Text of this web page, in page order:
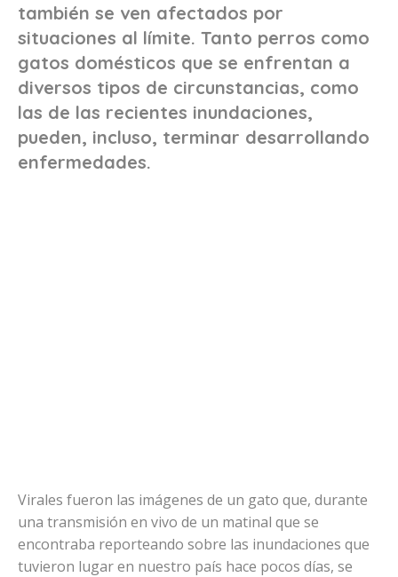
también se ven afectados por
situaciones al límite. Tanto perros como
gatos domésticos que se enfrentan a
diversos tipos de circunstancias, como
las de las recientes inundaciones,
pueden, incluso, terminar desarrollando
enfermedades.
Virales fueron las imágenes de un gato que, durante
una transmisión en vivo de un matinal que se
encontraba reporteando sobre las inundaciones que
tuvieron lugar en nuestro país hace pocos días, se